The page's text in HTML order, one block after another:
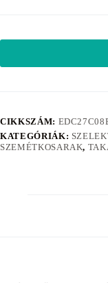
CIKKSZÁM:
KATEGÓRIÁK:
SZEMÉTKOSARAK,